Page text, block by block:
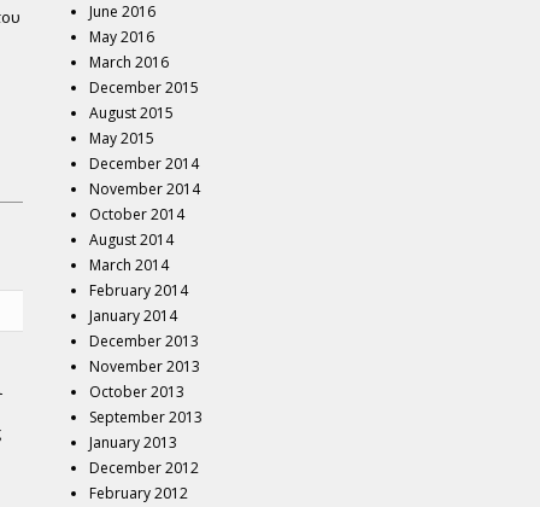
June 2016
May 2016
March 2016
December 2015
August 2015
May 2015
December 2014
November 2014
October 2014
August 2014
March 2014
February 2014
January 2014
December 2013
November 2013
October 2013
September 2013
January 2013
December 2012
February 2012